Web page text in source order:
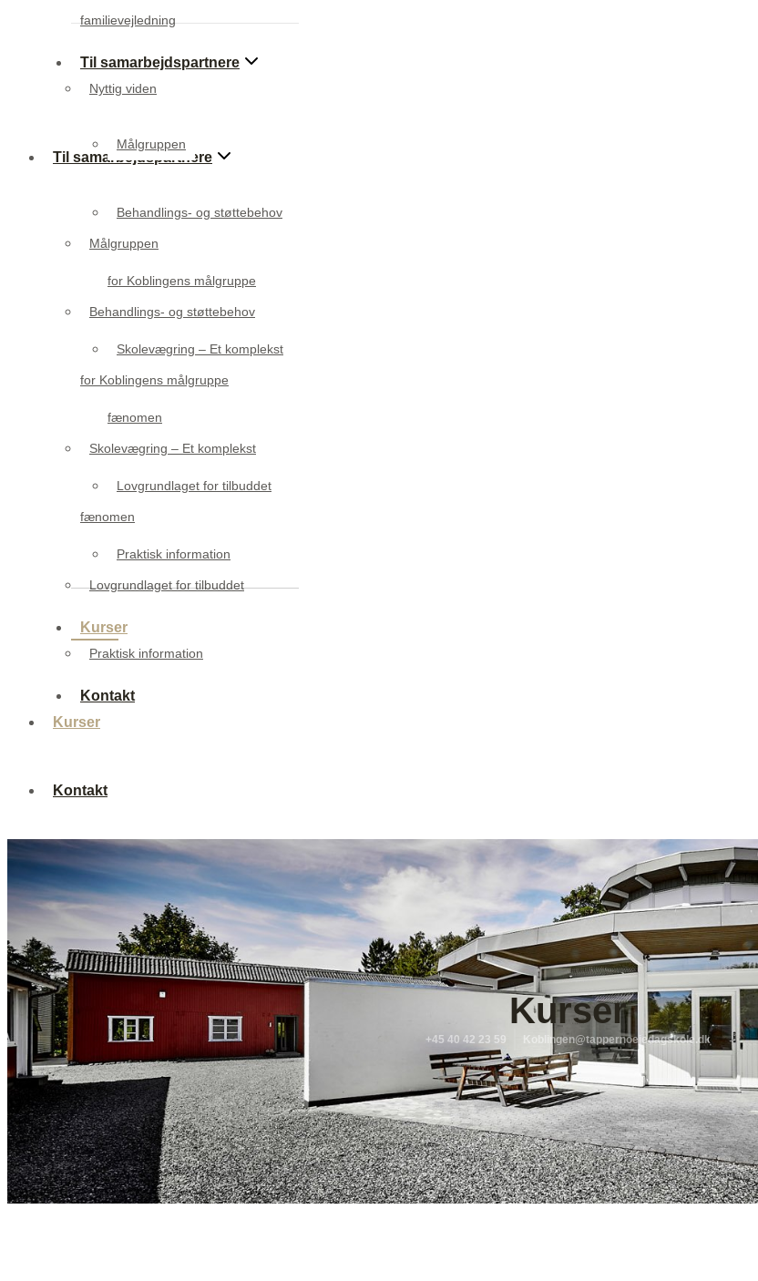
Til samarbejdspartnere
Målgruppen
Behandlings- og støttebehov
for Koblingens målgruppe
Skolevægring – Et komplekst
fænomen
Lovgrundlaget for tilbuddet
Praktisk information
Kurser
Kontakt
familievejledning
Nyttig viden
Til samarbejdspartnere
Målgruppen
Behandlings- og støttebehov
for Koblingens målgruppe
Skolevægring – Et komplekst
fænomen
Lovgrundlaget for tilbuddet
Praktisk information
Kurser
Kontakt
Kurser
+45 40 42 23 59 Koblingen@tappernoejedagskole.dk